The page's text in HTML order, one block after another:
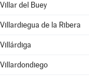
Villar del Buey
Villardiegua de la Ribera
Villárdiga
Villardondiego